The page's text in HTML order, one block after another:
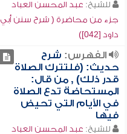
للشيخ: عبد المحسن العباد
جزء من محاضرة ( شرح سنن أبي
داود [042])
الفهرس: شرح
حديث: (فلتترك الصلاة
قدر ذلك) , من قال:
المستحاضة تدع الصلاة
في الأيام التي تحيض
فيها
للشيخ: عبد المحسن العباد